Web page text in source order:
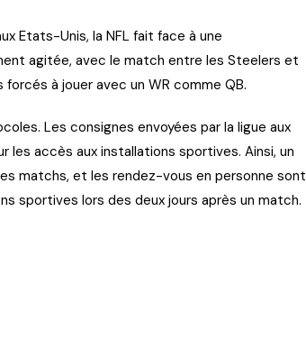
Etats-Unis, la NFL fait face à une
agitée, avec le match entre les Steelers et
à jouer avec un WR comme QB.
Les consignes envoyées par la ligue aux
accès aux installations sportives. Ainsi, un
matchs, et les rendez-vous en personne sont
sportives lors des deux jours après un match.